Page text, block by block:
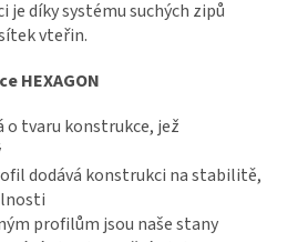
díky systému suchých zipů
vteřin.
HEXAGON
o tvaru konstrukce, jež
dodává konstrukci na stabilitě,
profilům jsou naše stany